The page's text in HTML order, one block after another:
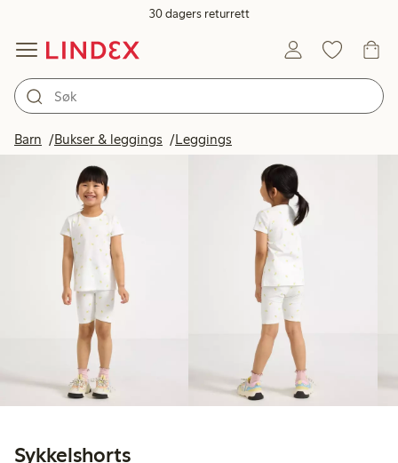
30 dagers returrett
Barn Bukser & leggings Leggings
Sykkelshorts